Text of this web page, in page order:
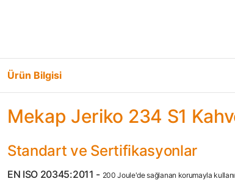
Ürün Bilgisi
Mekap Jeriko 234 S1
Standart ve Sertifikasyonlar
EN ISO 20345:2011 - 200 Joule'de sağlanan korumayla